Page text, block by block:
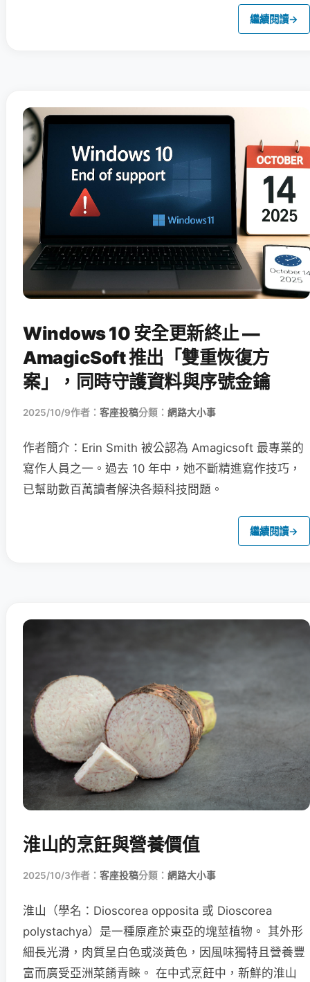
繼續閱讀→
Windows 10 安全更新終止 —
AmagicSoft 推出「雙重恢復方
案」，同時守護資料與序號金鑰
2025/10/9作者： 客座投稿分類： 網路大小事
作者簡介：Erin Smith 被公認為 Amagicsoft 最專業的
寫作人員之一。過去 10 年中，她不斷精進寫作技巧，
已幫助數百萬讀者解決各類科技問題。
繼續閱讀→
淮山的烹飪與營養價值
2025/10/3作者： 客座投稿分類： 網路大小事
淮山（學名：Dioscorea opposita 或 Dioscorea
polystachya）是一種原產於東亞的塊莖植物。 其外形
細長光滑，肉質呈白色或淡黃色，因風味獨特且營養豐
富而廣受亞洲菜餚青睞。 在中式烹飪中，新鮮的淮山